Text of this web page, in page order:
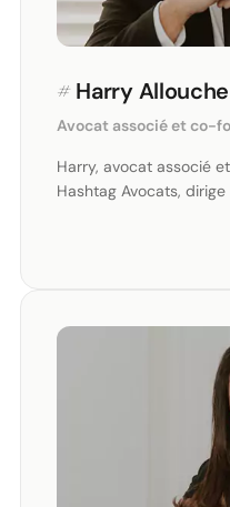
#Harry Allouche
Avocat associé et co-
Harry, avocat associé
Hashtag Avocats,